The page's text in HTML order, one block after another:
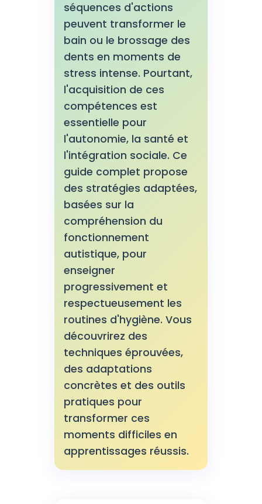
séquences d'actions
peuvent transformer le
bain ou le brossage des
dents en moments de
stress intense. Pourtant,
l'acquisition de ces
compétences est
essentielle pour
l'autonomie, la santé et
l'intégration sociale. Ce
guide complet propose
des stratégies adaptées,
basées sur la
compréhension du
fonctionnement
autistique, pour
enseigner
progressivement et
respectueusement les
routines d'hygiène. Vous
découvrirez des
techniques éprouvées,
des adaptations
concrètes et des outils
pratiques pour
transformer ces
moments difficiles en
apprentissages réussis.